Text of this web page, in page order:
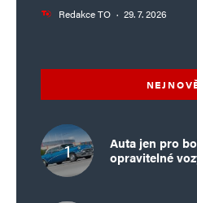
Redakce TO · 29. 7. 2026
Auta jen pro
opravitelné